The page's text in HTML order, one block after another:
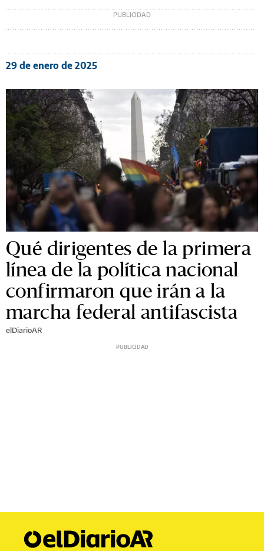
29 de enero de 2025
Qué dirigentes de la primera
línea de la política nacional
confirmaron que irán a la
marcha federal antifascista
elDiarioAR